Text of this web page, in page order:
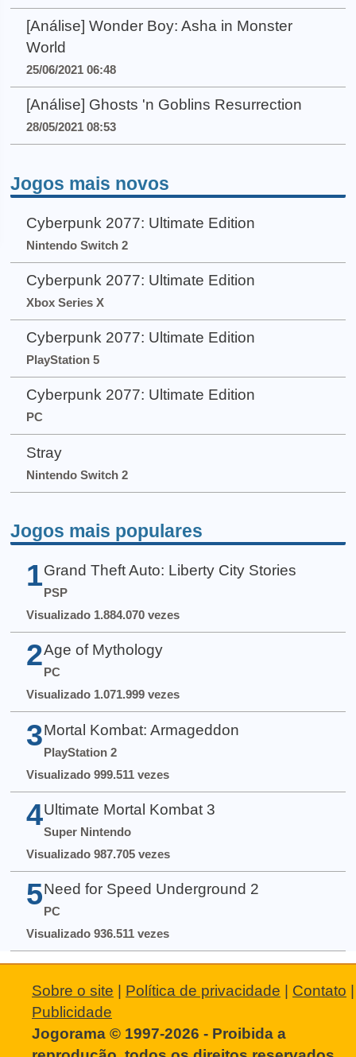
[Análise] Wonder Boy: Asha in Monster
World
25/06/2021 06:48
[Análise] Ghosts 'n Goblins Resurrection
28/05/2021 08:53
Jogos mais novos
Cyberpunk 2077: Ultimate Edition
Nintendo Switch 2
Cyberpunk 2077: Ultimate Edition
Xbox Series X
Cyberpunk 2077: Ultimate Edition
PlayStation 5
Cyberpunk 2077: Ultimate Edition
PC
Stray
Nintendo Switch 2
Jogos mais populares
1 Grand Theft Auto: Liberty City Stories
PSP
Visualizado 1.884.070 vezes
2 Age of Mythology
PC
Visualizado 1.071.999 vezes
3 Mortal Kombat: Armageddon
PlayStation 2
Visualizado 999.511 vezes
4 Ultimate Mortal Kombat 3
Super Nintendo
Visualizado 987.705 vezes
5 Need for Speed Underground 2
PC
Visualizado 936.511 vezes
Sobre o site Política de privacidade Contato
Publicidade
Jogorama © 1997-2026 - Proibida a